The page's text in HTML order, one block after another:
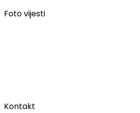
Foto vijesti
Kontakt